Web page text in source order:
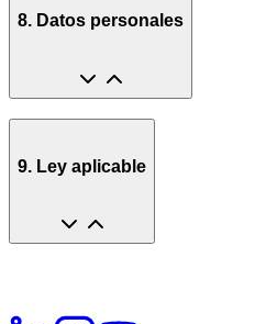
8. Datos personales
9. Ley aplicable